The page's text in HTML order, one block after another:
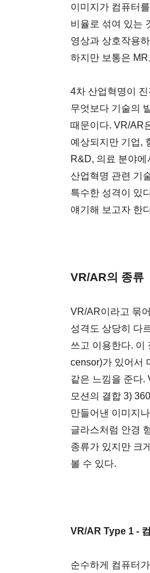
이미지가 컴퓨터
비율로 섞여 있는
영상과 상호작용
하지만 보통은
4차 산업혁명이
무엇보다 기술의
때문이다. VR/AR
예상되지만 기업,
R&D, 의료 분야
산업혁명 관련 기
특수한 성격이 있
얘기해 보고자 한
VR/AR의 종류
VR/AR이라고 묶
성격도 상당히 다
쓰고 이용한다. 이
censor)가 있어서
같은 느낌을 준다.
모션의 결합 3)
만들어낸 이미지
글라스처럼 안경
종류가 있지만 크
볼 수 있다.
VR/AR Type 1 -
순수하게 컴퓨터